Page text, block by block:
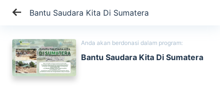
Bantu Saudara Kita Di Sumatera
Anda akan berdonasi dalam program:
Bantu Saudara Kita Di Sumatera